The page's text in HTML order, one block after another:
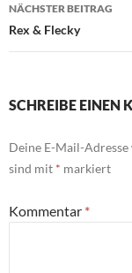
NÄCHSTER BEITRAG
Rex & Flecky
SCHREIBE EINEN
Deine E-Mail-
sind mit * markiert
Kommentar *